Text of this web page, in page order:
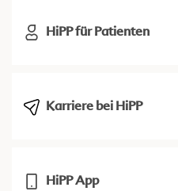
HiPP für Patienten
Karriere bei HiPP
HiPP App